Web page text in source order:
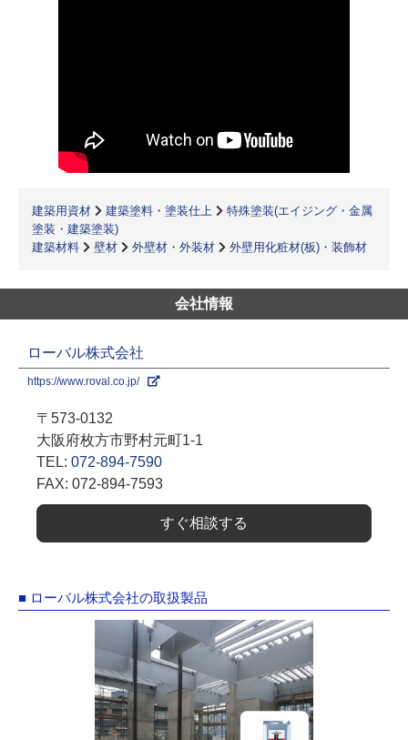
建築用資材 建築塗料・塗装仕上
特殊塗装(エイジング・金属
塗装・建築塗装)
建築材料
壁材 外壁材・外装材 外壁用化粧材(板)・装飾材
会社情報
ローバル株式会社
https://www.roval.co.jp/
〒573-0132
大阪府枚方市野村元町1-1
TEL: 072-894-7590
FAX: 072-894-7593
すぐ相談する
■ ローバル株式会社の取扱製品